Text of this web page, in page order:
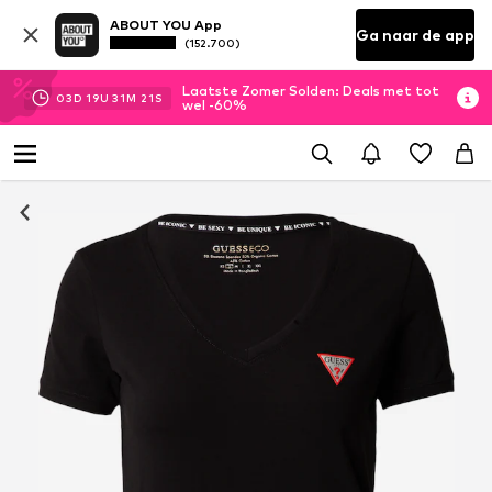
ABOUT YOU App
(152.700) Ga naar de app
03D 19U 31M 21 S
Laatste Zomer Solden: Deals met tot
wel -60%